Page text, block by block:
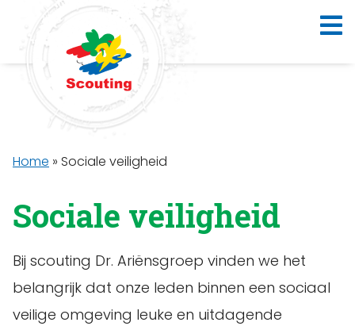
Home » Sociale veiligheid
Sociale veiligheid
Bij scouting Dr. Ariënsgroep vinden we het
belangrijk dat onze leden binnen een sociaal
veilige omgeving leuke en uitdagende